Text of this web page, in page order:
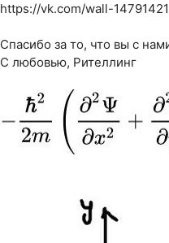
https://vk.com/wall-
Спасибо за то, что вы с
С любовью, Рителлинг